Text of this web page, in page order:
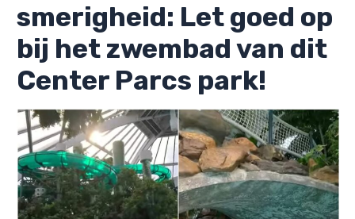
smerigheid: Let goed op
bij het zwembad van dit
Center Parcs park!